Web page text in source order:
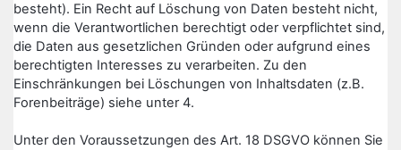
besteht). Ein Recht auf Löschung von Daten besteht nicht,
wenn die Verantwortlichen berechtigt oder verpflichtet sind,
die Daten aus gesetzlichen Gründen oder aufgrund eines
berechtigten Interesses zu verarbeiten. Zu den
Einschränkungen bei Löschungen von Inhaltsdaten (z.B.
Forenbeiträge) siehe unter 4.
Unter den Voraussetzungen des Art. 18 DSGVO können Sie